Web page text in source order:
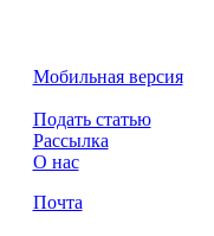
Мобильная версия
Подать статью
Рассылка
О нас
Почта